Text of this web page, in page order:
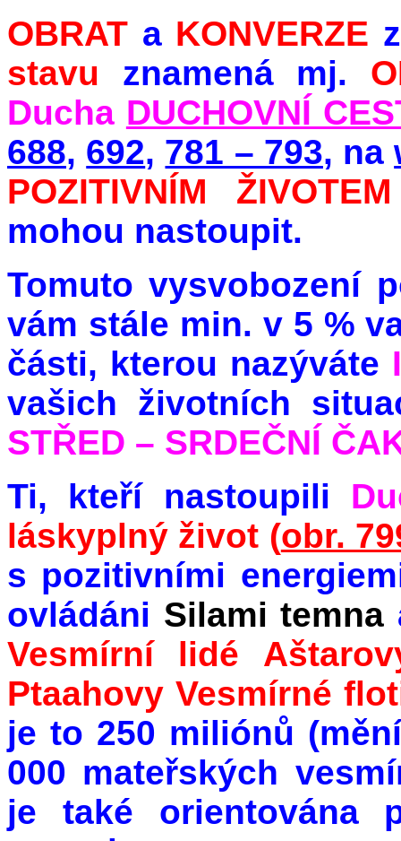
OBRAT a KONVERZE
stavu znamená mj.
Ducha DUCHOVNÍ
688, 692, 781 – 793, na
POZITIVNÍM
mohou nastoupit.
Tomuto vysvobození
vám stále min. v 5 %
části, kterou nazýváte
vašich životních
STŘED – SRDEČNÍ
Ti, kteří nastoupili
láskyplný život (obr.
s pozitivními
ovládáni Silami temna
Vesmírní lidé
Ptaahovy Vesmírné
je to 250 miliónů
000 mateřských
je také orientována